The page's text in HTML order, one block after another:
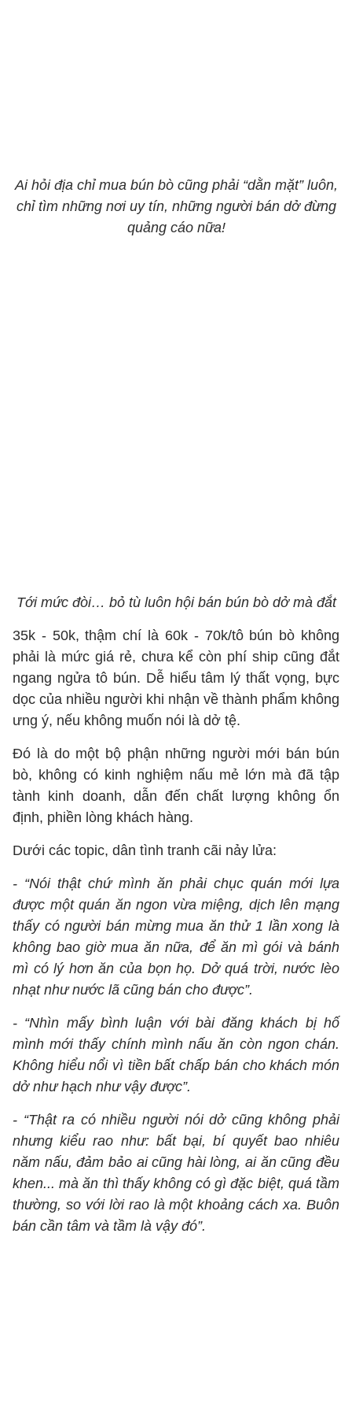
Ai hỏi địa chỉ mua bún bò cũng phải “dằn mặt” luôn,
chỉ tìm những nơi uy tín, những người bán dở đừng
quảng cáo nữa!
Tới mức đòi… bỏ tù luôn hội bán bún bò dở mà đắt
35k - 50k, thậm chí là 60k - 70k/tô bún bò không
phải là mức giá rẻ, chưa kể còn phí ship cũng đắt
ngang ngửa tô bún. Dễ hiểu tâm lý thất vọng, bực
dọc của nhiều người khi nhận về thành phẩm không
ưng ý, nếu không muốn nói là dở tệ.
Đó là do một bộ phận những người mới bán bún
bò, không có kinh nghiệm nấu mẻ lớn mà đã tập
tành kinh doanh, dẫn đến chất lượng không ổn
định, phiền lòng khách hàng.
Dưới các topic, dân tình tranh cãi nảy lửa:
- “Nói thật chứ mình ăn phải chục quán mới lựa
được một quán ăn ngon vừa miệng, dịch lên mạng
thấy có người bán mừng mua ăn thử 1 lần xong là
không bao giờ mua ăn nữa, để ăn mì gói và bánh
mì có lý hơn ăn của bọn họ. Dở quá trời, nước lèo
nhạt như nước lã cũng bán cho được”.
- “Nhìn mấy bình luận với bài đăng khách bị hố
mình mới thấy chính mình nấu ăn còn ngon chán.
Không hiểu nổi vì tiền bất chấp bán cho khách món
dở như hạch như vậy được”.
- “Thật ra có nhiều người nói dở cũng không phải
nhưng kiểu rao như: bất bại, bí quyết bao nhiêu
năm nấu, đảm bảo ai cũng hài lòng, ai ăn cũng đều
khen... mà ăn thì thấy không có gì đặc biệt, quá tầm
thường, so với lời rao là một khoảng cách xa. Buôn
bán cần tâm và tầm là vậy đó”.